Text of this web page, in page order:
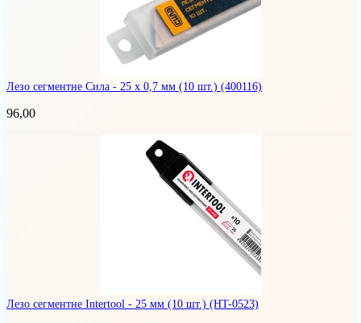
Лезо сегментне Сила - 25 x 0,7 мм (10 шт.) (400116)
96,00
Лезо сегментне Intertool - 25 мм (10 шт.) (HT-0523)